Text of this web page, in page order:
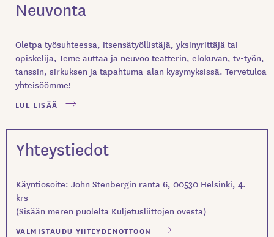
Neuvonta
Oletpa työsuhteessa, itsensätyöllistäjä, yksinyrittäjä tai
opiskelija, Teme auttaa ja neuvoo teatterin, elokuvan, tv-työn,
tanssin, sirkuksen ja tapahtuma-alan kysymyksissä. Tervetuloa
yhteisöömme!
LUE LISÄÄ
Yhteystiedot
Käyntiosoite: John Stenbergin ranta 6, 00530 Helsinki, 4.
krs
(Sisään meren puolelta Kuljetusliittojen ovesta)
VALMISTAUDU YHTEYDENOTTOON